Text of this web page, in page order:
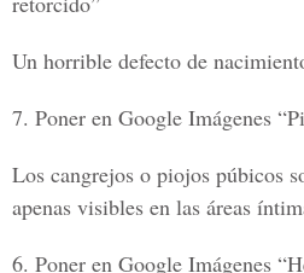
Un horrible defecto de
7. Poner en Google Imágenes
Los cangrejos o piojos púbicos
apenas visibles en las áreas
6. Poner en Google Imágenes